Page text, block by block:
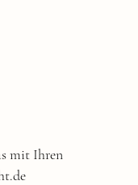
mit Ihren